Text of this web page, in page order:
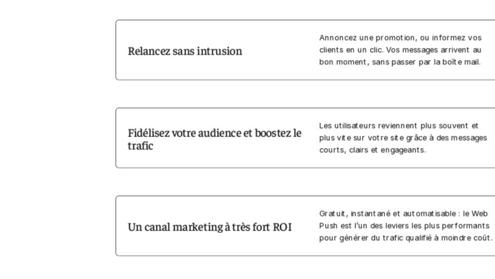
Relancez sans intrusion
Annoncez une promotion, ou informez vos
clients en un clic. Vos messages arrivent au
bon moment, sans passer par la boîte mail.
Fidélisez votre audience et boostez le
trafic
Les utilisateurs reviennent plus souvent et
plus vite sur votre site grâce à des messages
courts, clairs et engageants.
Un canal marketing à très fort ROI
Gratuit, instantané et automatisable : le Web
Push est l’un des leviers les plus performants
pour générer du trafic qualifié à moindre coût.